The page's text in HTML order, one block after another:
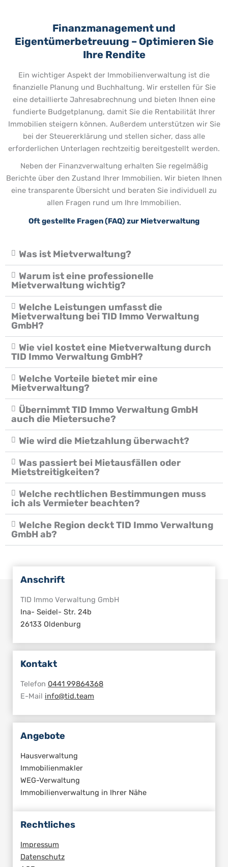
Finanzmanagement und
Eigentümerbetreuung – Optimieren Sie
Ihre Rendite
Ein wichtiger Aspekt der Immobilienverwaltung ist die
finanzielle Planung und Buchhaltung. Wir erstellen für Sie
eine detaillierte Jahresabrechnung und bieten Ihnen eine
fundierte Budgetplanung, damit Sie die Rentabilität Ihrer
Immobilien steigern können. Außerdem unterstützen wir Sie
bei der Steuererklärung und stellen sicher, dass alle
erforderlichen Unterlagen rechtzeitig bereitgestellt werden.
Neben der Finanzverwaltung erhalten Sie regelmäßig
Berichte über den Zustand Ihrer Immobilien. Wir bieten Ihnen
eine transparente Übersicht und beraten Sie individuell zu
allen Fragen rund um Ihre Immobilien.
Oft gestellte Fragen (FAQ) zur Mietverwaltung
Was ist Mietverwaltung?
Warum ist eine professionelle
Mietverwaltung wichtig?
Welche Leistungen umfasst die
Mietverwaltung bei TID Immo Verwaltung
GmbH?
Wie viel kostet eine Mietverwaltung durch
TID Immo Verwaltung GmbH?
Welche Vorteile bietet mir eine
Mietverwaltung?
Übernimmt TID Immo Verwaltung GmbH
auch die Mietersuche?
Wie wird die Mietzahlung überwacht?
Was passiert bei Mietausfällen oder
Mietstreitigkeiten?
Welche rechtlichen Bestimmungen muss
ich als Vermieter beachten?
Welche Region deckt TID Immo Verwaltung
GmbH ab?
Anschrift
TID Immo Verwaltung GmbH
Ina- Seidel- Str. 24b
26133 Oldenburg
Kontakt
Telefon 0441 99864368
E-Mail info@tid.team
Angebote
Hausverwaltung
Immobilienmakler
WEG-Verwaltung
Immobilienverwaltung in Ihrer Nähe
Rechtliches
Impressum
Datenschutz